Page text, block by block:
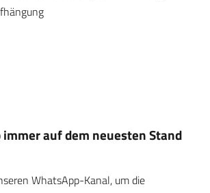
auf dem neuesten Stand
WhatsApp-Kanal, um die